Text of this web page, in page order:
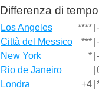
Differenza di
Los Angeles ****
Città del Messico
***
New York
*
Rio de Janeiro
Londra
+4